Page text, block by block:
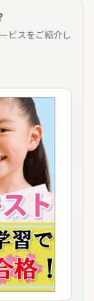
ビスをご紹介し